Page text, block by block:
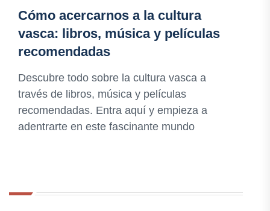
Cómo acercarnos a la cultura
vasca: libros, música y películas
recomendadas
Descubre todo sobre la cultura vasca a
través de libros, música y películas
recomendadas. Entra aquí y empieza a
adentrarte en este fascinante mundo